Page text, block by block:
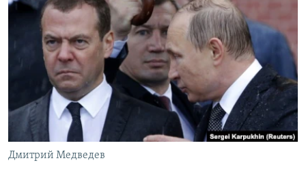
ТЕЛЕПРОЕКТ КРЫМ.РЕАЛИИ
СОВЕТЫ ПРАВОЗАЩИТНИКОВ
ПРОПАВШИЕ БЕЗ ВЕСТИ
ПОБЕДИТЕЛЕЙ НЕ СУДЯТ?
КРЫМ.НЕПОКОРЕННЫЙ
ELIFBE
УКРАИНСКАЯ ПРОБЛЕМА КРЫМА
Українською
Qırımtatar
ПРИСОЕДИНЯЙТЕСЬ!
Дмитрий Медведев